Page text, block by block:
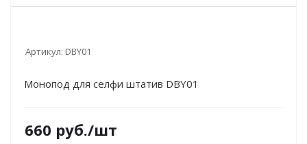
Артикул: DBY01
Монопод для селфи штатив DBY01
660 руб./шт